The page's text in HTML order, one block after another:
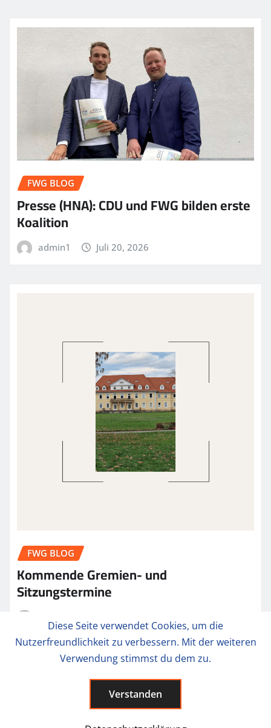
FWG BLOG
Presse (HNA): CDU und FWG bilden erste
Koalition
admin1 Juli 20, 2026
FWG BLOG
Kommende Gremien- und
Sitzungstermine
Diese Seite verwendet Cookies, um die
Nutzerfreundlichkeit zu verbessern. Mit der weiteren
Verwendung stimmst du dem zu.
Verstanden